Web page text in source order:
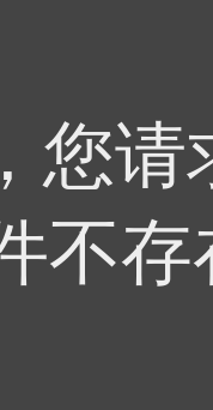
您请
不存